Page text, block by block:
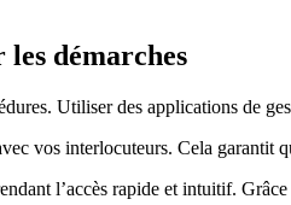
démarches
Utiliser des applications de
vos interlocuteurs. Cela garantit
l’accès rapide et intuitif.